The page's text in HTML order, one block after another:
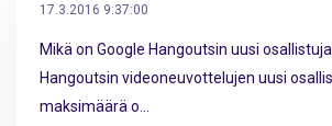
17.3.2016 9:37:00
Mikä on Google Hangoutsin uusi
Hangoutsin videoneuvottelujen uusi
maksimäärä o...